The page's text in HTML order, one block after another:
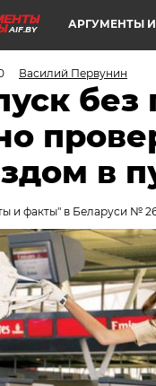
AIF.BY АРГУМЕНТЫ
Василий Первунин
в
и факты" в Беларуси №